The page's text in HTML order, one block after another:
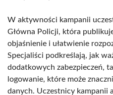
W aktywności kampanii
Główna Policji, która
objaśnienie i ułatwienie
Specjaliści podkreślają, jak
dodatkowych zabezpieczeń,
logowanie, które może
danych. Uczestnicy kampanii